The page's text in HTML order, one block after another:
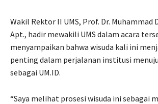
Wakil Rektor II UMS, Prof. Dr. Muhammad
Apt., hadir mewakili UMS dalam acara
menyampaikan bahwa wisuda kali ini
penting dalam perjalanan institusi
sebagai UM.ID.
“Saya melihat prosesi wisuda ini sebagai